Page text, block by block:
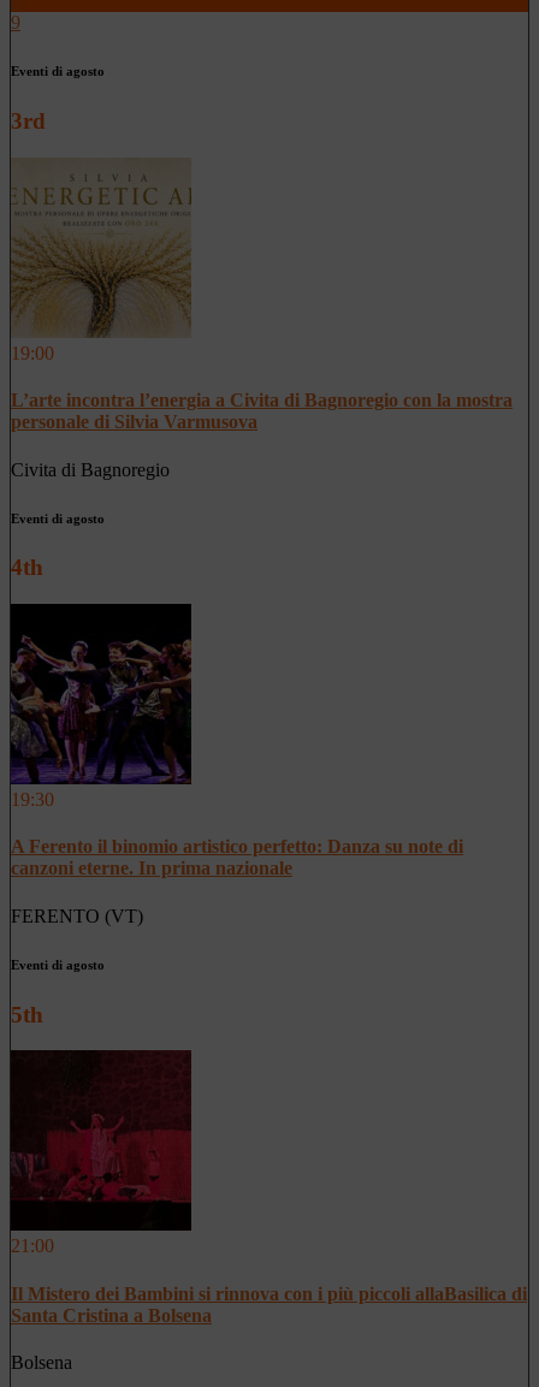
9
Eventi di agosto
3rd
19:00
L’arte incontra l’energia a Civita di Bagnoregio con la mostra
personale di Silvia Varmusova
Civita di Bagnoregio
Eventi di agosto
4th
19:30
A Ferento il binomio artistico perfetto: Danza su note di
canzoni eterne. In prima nazionale
FERENTO (VT)
Eventi di agosto
5th
21:00
Il Mistero dei Bambini si rinnova con i più piccoli allaBasilica di
Santa Cristina a Bolsena
Bolsena